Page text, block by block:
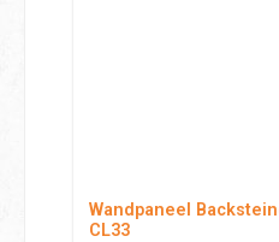
Wandpaneel
CL33